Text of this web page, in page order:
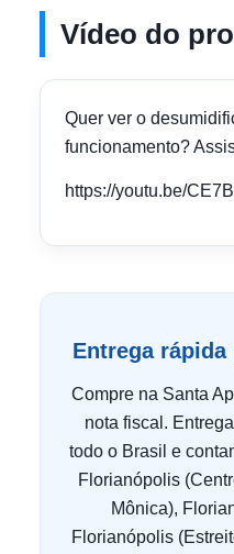
Vídeo do
Quer ver o
funcionamento?
https://youtu.be/
Entrega rápida
Compre na Santa
nota fiscal.
todo o Brasil e
Florianópolis
Mônica),
Florianópolis